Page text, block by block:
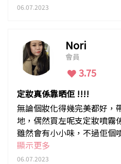
06.07.2023
Nori
會員
3.75
定妝真係靠晒佢 !!!!
無論個妝化得幾完美都好，
地，偶然買左呢支定妝噴霧
雖然會有小小味，不過佢個
廣，而且乾得好快之餘又唔
粉底噴一次，完妝再噴一次
顯示更多
06.07.2023